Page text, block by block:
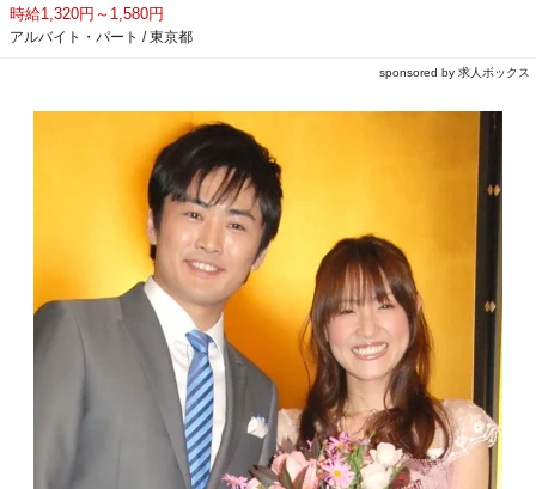
時給1,320円～1,580円
アルバイト・パート / 東京都
sponsored by 求人ボックス